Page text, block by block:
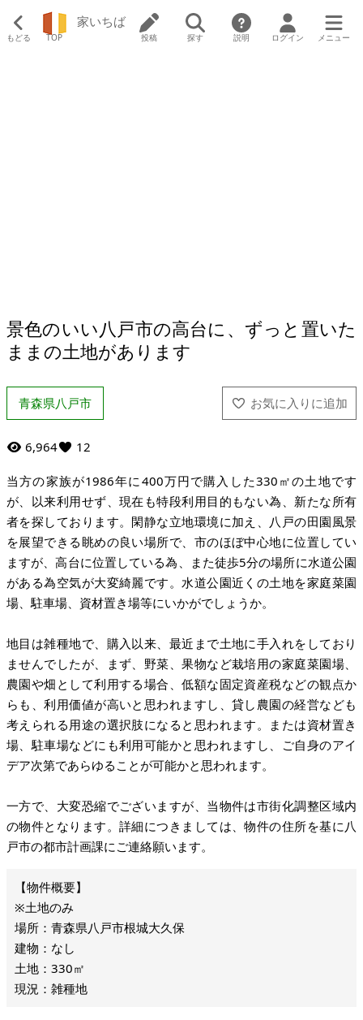
もどる TOP
家いちば
投稿 探す 説明 ログイン メニュー
景色のいい八戸市の高台に、ずっと置いた
ままの土地があります
青森県八戸市
6,964 12
当方の家族が1986年に400万円で購入した330㎡の土地です
が、以来利用せず、現在も特段利用目的もない為、新たな所有
者を探しております。閑静な立地環境に加え、八戸の田園風景
を展望できる眺めの良い場所で、市のほぼ中心地に位置してい
ますが、高台に位置している為、また徒歩5分の場所に水道公園
がある為空気が大変綺麗です。水道公園近くの土地を家庭菜園
場、駐車場、資材置き場等にいかがでしょうか。
地目は雑種地で、購入以来、最近まで土地に手入れをしており
ませんでしたが、まず、野菜、果物など栽培用の家庭菜園場、
農園や畑として利用する場合、低額な固定資産税などの観点か
らも、利用価値が高いと思われますし、貸し農園の経営なども
考えられる用途の選択肢になると思われます。または資材置き
場、駐車場などにも利用可能かと思われますし、ご自身のアイ
デア次第であらゆることが可能かと思われます。
一方で、大変恐縮でございますが、当物件は市街化調整区域内
の物件となります。詳細につきましては、物件の住所を基に八
戸市の都市計画課にご連絡願います。
※土地のみ
場所：青森県八戸市根城大久保
建物：なし
土地：330㎡
現況：雑種地